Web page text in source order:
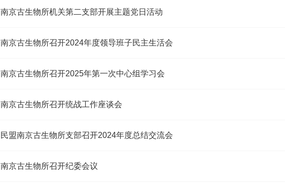
南京古生物所机关第二支部开展主题党日活动
南京古生物所召开2024年度领导班子民主生活会
南京古生物所召开2025年第一次中心组学习会
南京古生物所召开统战工作座谈会
民盟南京古生物所支部召开2024年度总结交流会
南京古生物所召开纪委会议